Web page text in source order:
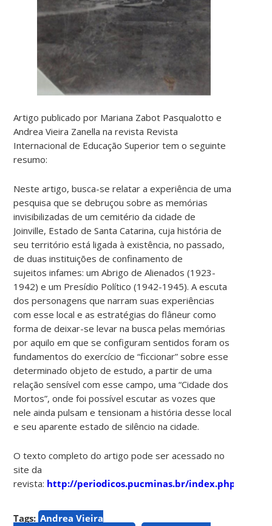
Artigo publicado por Mariana Zabot Pasqualotto e
Andrea Vieira Zanella na revista Revista
Internacional de Educação Superior tem o seguinte
resumo:
Neste artigo, busca-se relatar a experiência de uma
pesquisa que se debruçou sobre as memórias
invisibilizadas de um cemitério da cidade de
Joinville, Estado de Santa Catarina, cuja história de
seu território está ligada à existência, no passado,
de duas instituições de confinamento de
sujeitos infames: um Abrigo de Alienados (1923-
1942) e um Presídio Político (1942-1945). A escuta
dos personagens que narram suas experiências
com esse local e as estratégias do flâneur como
forma de deixar-se levar na busca pelas memórias
por aquilo em que se configuram sentidos foram os
fundamentos do exercício de “ficcionar” sobre esse
determinado objeto de estudo, a partir de uma
relação sensível com esse campo, uma “Cidade dos
Mortos”, onde foi possível escutar as vozes que
nele ainda pulsam e tensionam a história desse local
e seu aparente estado de silêncio na cidade.
O texto completo do artigo pode ser acessado no
site da
revista: http://periodicos.pucminas.br/index.php/
Tags: Andrea Vieira